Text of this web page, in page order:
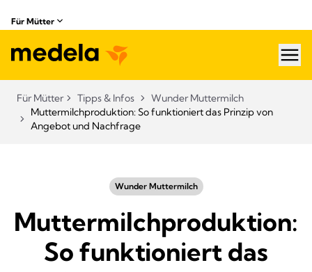
Für Mütter
Für Mütter Tipps & Infos
Wunder Muttermilch
Muttermilchproduktion: So funktioniert das Prinzip von
Angebot und Nachfrage
Wunder Muttermilch
Muttermilchproduktion:
So funktioniert das